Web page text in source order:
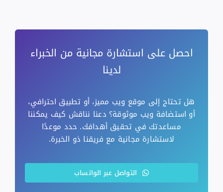
احصل على استشارة مجانية من الخبراء
لدينا
هل تحتاج إلى موقع ويب مميز، أو تطبيق احترافي،
أو استضافة ويب موثوقة؟ دعنا نناقش كيف يمكننا
مساعدتك في تحقيق أهدافك. حدد موعدًا
لاستشارة مجانية مع فريقنا ذو الخبرة.
التواصل عبر الواتساب